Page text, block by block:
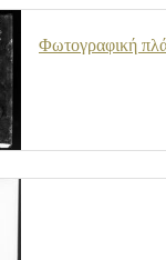
Φωτογραφική